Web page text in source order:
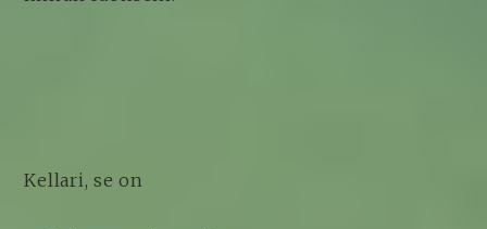
Kellari, se on